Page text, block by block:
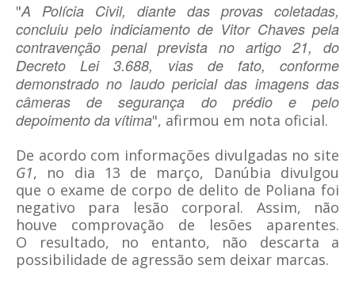
"A Polícia Civil, diante das provas coletadas,
concluiu pelo indiciamento de Vitor Chaves pela
contravenção penal prevista no artigo 21, do
Decreto Lei 3.688, vias de fato, conforme
demonstrado no laudo pericial das imagens das
câmeras de segurança do prédio e pelo
depoimento da vítima", afirmou em nota oficial.
De acordo com informações divulgadas no site
G1, no dia 13 de março, Danúbia divulgou
que o exame de corpo de delito de Poliana foi
negativo para lesão corporal. Assim, não
houve comprovação de lesões aparentes.
O resultado, no entanto, não descarta a
possibilidade de agressão sem deixar marcas.